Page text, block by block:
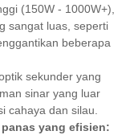
(150W - 1000W+),
sangat luas, seperti
beberapa
sekunder yang
sinar yang luar
cahaya dan silau.
yang efisien: